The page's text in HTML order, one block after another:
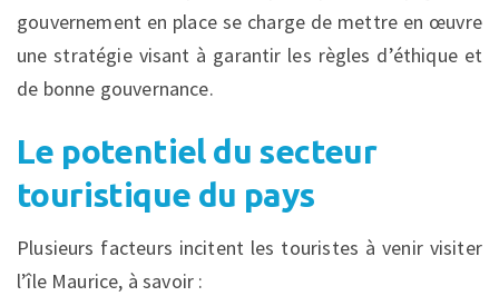
gouvernement en place se charge de mettre en œuvre
une stratégie visant à garantir les règles d’éthique et
de bonne gouvernance.
Le potentiel du secteur
touristique du pays
Plusieurs facteurs incitent les touristes à venir visiter
l’île Maurice, à savoir :